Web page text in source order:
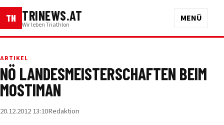
TN TRINEWS.AT
Wir leben Triathlon
MENÜ
ARTIKEL
NÖ LANDESMEISTERSCHAFTEN BEIM
MOSTIMAN
20.12.2012 13:10Redaktion